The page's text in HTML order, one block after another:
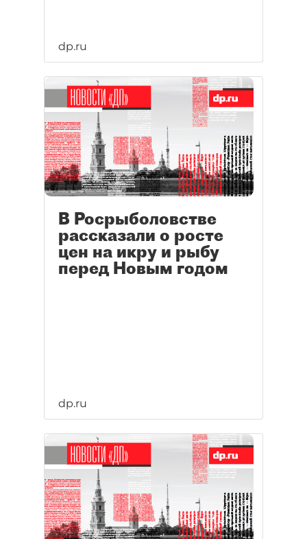
dp.ru
В Росрыболовстве
рассказали о росте
цен на икру и рыбу
перед Новым годом
dp.ru